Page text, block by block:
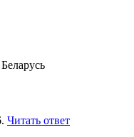
Читать ответ